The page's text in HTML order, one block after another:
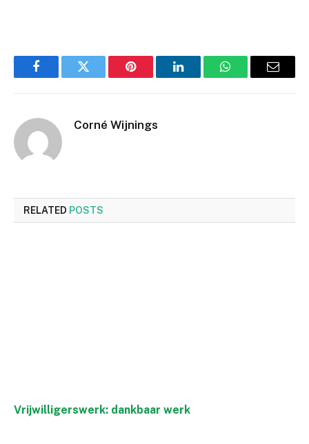
FacebookTwitter Pinterest LinkedInWhatsAppEmail
Corné Wijnings
RELATED POSTS
Vrijwilligerswerk: dankbaar werk